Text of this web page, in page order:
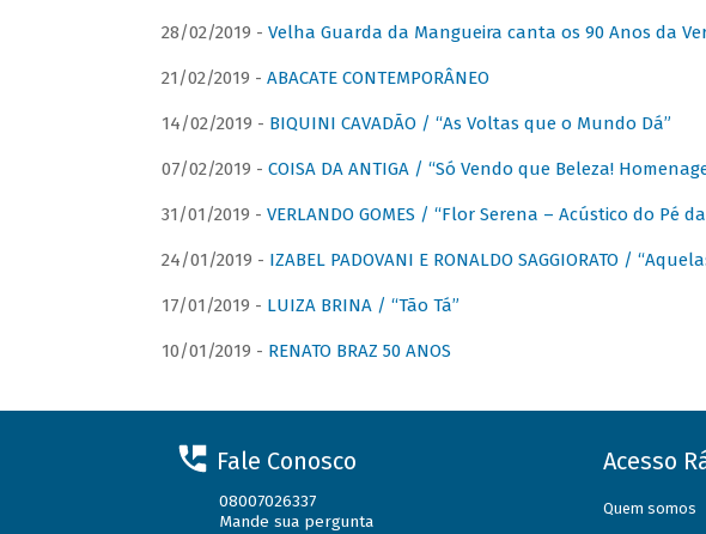
28/02/2019 - Velha Guarda da Mangueira canta os 90 Anos da
21/02/2019 - ABACATE CONTEMPORÂNEO
14/02/2019 - BIQUINI CAVADÃO / “As Voltas que o Mundo Dá”
07/02/2019 - COISA DA ANTIGA / “Só Vendo que Beleza!
31/01/2019 - VERLANDO GOMES / “Flor Serena – Acústico do Pé
24/01/2019 - IZABEL PADOVANI E RONALDO SAGGIORATO /
17/01/2019 - LUIZA BRINA / “Tão Tá”
10/01/2019 - RENATO BRAZ 50 ANOS
Fale Conosco
08007026337
Mande sua pergunta
Acesso
Quem somos